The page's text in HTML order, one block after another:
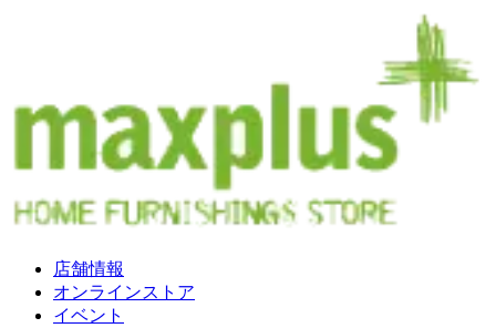
店舗情報
オンラインストア
イベント